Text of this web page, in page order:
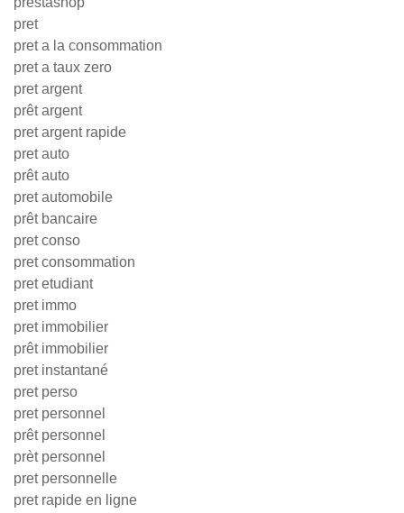
pret
pret a la consommation
pret a taux zero
pret argent
prêt argent
pret argent rapide
pret auto
prêt auto
pret automobile
prêt bancaire
pret conso
pret consommation
pret etudiant
pret immo
pret immobilier
prêt immobilier
pret instantané
pret perso
pret personnel
prêt personnel
prèt personnel
pret personnelle
pret rapide en ligne